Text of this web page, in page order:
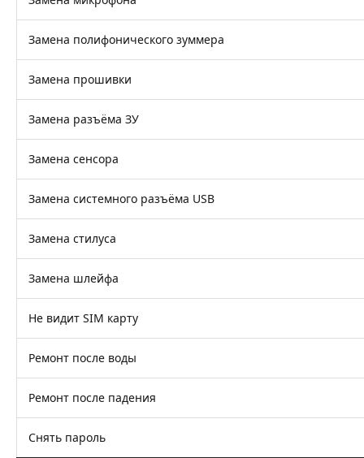
Замена полифонического зуммера
Замена прошивки
Замена разъёма ЗУ
Замена сенсора
Замена системного разъёма USB
Замена стилуса
Замена шлейфа
Не видит SIM карту
Ремонт после воды
Ремонт после падения
Снять пароль